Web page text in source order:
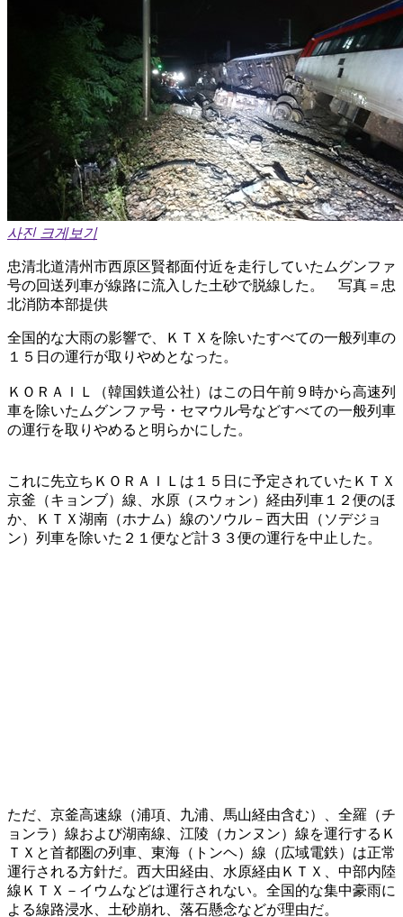
사진 크게보기
忠清北道清州市西原区賢都面付近を走行していたムグンファ
号の回送列車が線路に流入した土砂で脱線した。 写真＝忠
北消防本部提供
全国的な大雨の影響で、ＫＴＸを除いたすべての一般列車の
１５日の運行が取りやめとなった。
ＫＯＲＡＩＬ（韓国鉄道公社）はこの日午前９時から高速列
車を除いたムグンファ号・セマウル号などすべての一般列車
の運行を取りやめると明らかにした。
これに先立ちＫＯＲＡＩＬは１５日に予定されていたＫＴＸ
京釜（キョンブ）線、水原（スウォン）経由列車１２便のほ
か、ＫＴＸ湖南（ホナム）線のソウル－西大田（ソデジョ
ン）列車を除いた２１便など計３３便の運行を中止した。
ただ、京釜高速線（浦項、九浦、馬山経由含む）、全羅（チ
ョンラ）線および湖南線、江陵（カンヌン）線を運行するＫ
ＴＸと首都圏の列車、東海（トンヘ）線（広域電鉄）は正常
運行される方針だ。西大田経由、水原経由ＫＴＸ、中部内陸
線ＫＴＸ－イウムなどは運行されない。全国的な集中豪雨に
よる線路浸水、土砂崩れ、落石懸念などが理由だ。